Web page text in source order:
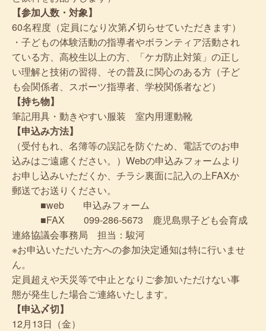
【参加人数・対象】
60名程度（定員になり次第〆切らせていただきます）
・子どもの体験活動の指導者やボランティア活動され
ている方、高校生以上の方、「ケガ防止対策」の正し
い理解と技術の習得、その普及に関心のある方（子ど
も会関係者、スポーツ指導者、学校関係者など）
【持ち物】
筆記用具・動きやすい服装 室内用運動靴
【申込み方法】
（受付もれ、名簿等の誤記を防ぐため、電話でのお申
込みはご遠慮ください。）Webの申込みフォームより
お申し込みいただくか、チラシ裏面に記入の上FAXか
郵送でお送りください。
■web 申込みフォーム
■FAX 099-286-5673 鹿児島県子ども会育成
連絡協議会事務局 担当：駿河
※お申込いただいた方への参加決定通知は特に行いませ
ん。
定員超えや天災等で中止となりご参加いただけない事
態が発生した場合ご連絡いたします。
【申込〆切】
12月13日（金）